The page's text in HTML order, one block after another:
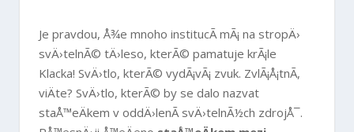
Je pravdou, Å¾e mnoho institucÃ­ mÃ¡ na stropÄ›
svÄ›telnÃ© tÄ›leso, kterÃ© pamatuje krÃ¡le
Klacka! SvÄ›tlo, kterÃ© vydÃ¡vÃ¡ zvuk. ZvlÃ¡Å¡tnÃ­,
viÄte? SvÄ›tlo, kterÃ© by se dalo nazvat
staÅ™eÄkem v oddÄ›lenÃ­ svÄ›telnÃ½ch zdrojÅ¯.